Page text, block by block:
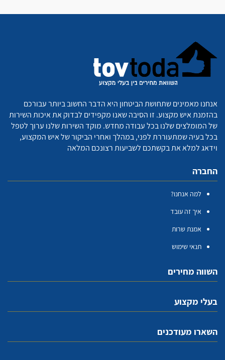
אנחנו מאמינים שתחושת הביטחון היא הדבר החשוב ביותר עבורכם
בהזמנת איש מקצוע. זו הסיבה שאנו מקפידים לבדוק את איכות השירות
של המומלצים שלנו בכל עבודה מחדש. מוקד השירות שלנו ערוך לטפל
בכל בעיה שמתעוררת לפני, במהלך ואחרי הביקור של איש המקצוע,
וידאג למלא את בקשתכם לשביעות רצונכם המלאה
החברה
למה אנחנו?
איך זה עובד
אמנת שרות
תנאי שימוש
השווה מחירים
בעלי מקצוע
השארו מעודכנים